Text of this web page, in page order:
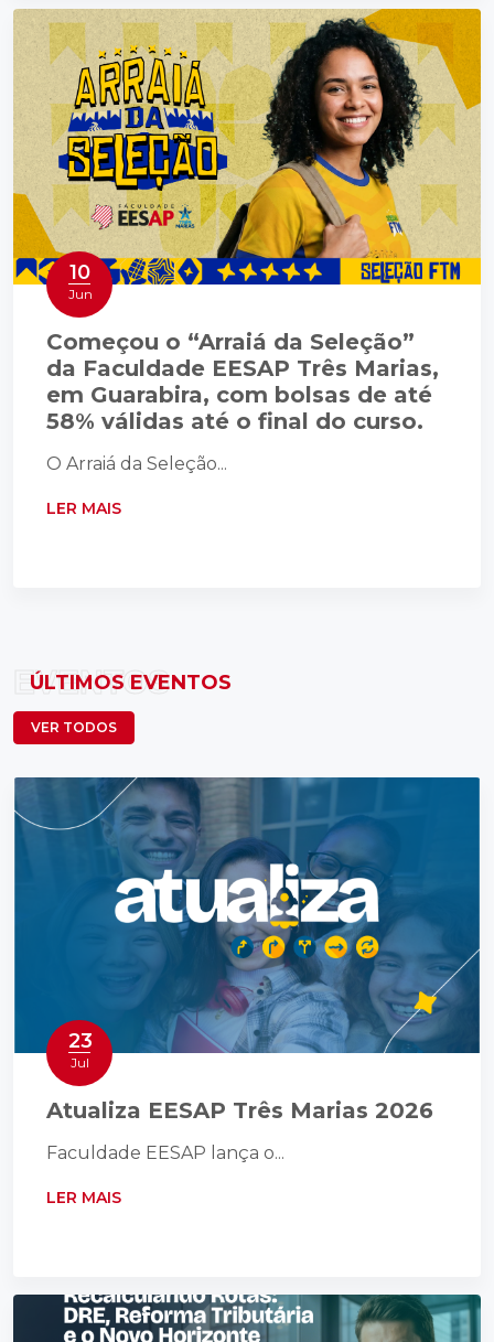
10
Jun
Começou o “Arraiá da Seleção”
da Faculdade EESAP Três Marias,
em Guarabira, com bolsas de até
58% válidas até o final do curso.
O Arraiá da Seleção...
LER MAIS
ÚLTIMOS EVENTOS
EVENTOS
VER TODOS
23
Jul
Atualiza EESAP Três Marias 2026
Faculdade EESAP lança o...
LER MAIS